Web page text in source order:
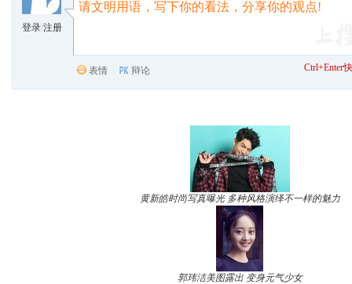
登录/注册
表情 辩论 Ctrl+Enter
黄新皓时尚写真曝光 多种风格演绎不一样的魅力
郭玮洁美图露出 变身元气少女